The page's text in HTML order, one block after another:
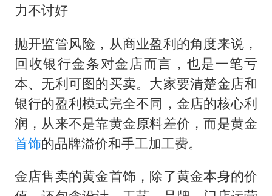
力不讨好
抛开监管风险，从商业盈利的角度来说，
回收银行金条对金店而言，也是一笔亏
本、无利可图的买卖。大家要清楚金店和
银行的盈利模式完全不同，金店的核心利
润，从来不是靠黄金原料差价，而是黄金
首饰的品牌溢价和手工加工费。
金店售卖的黄金首饰，除了黄金本身的价